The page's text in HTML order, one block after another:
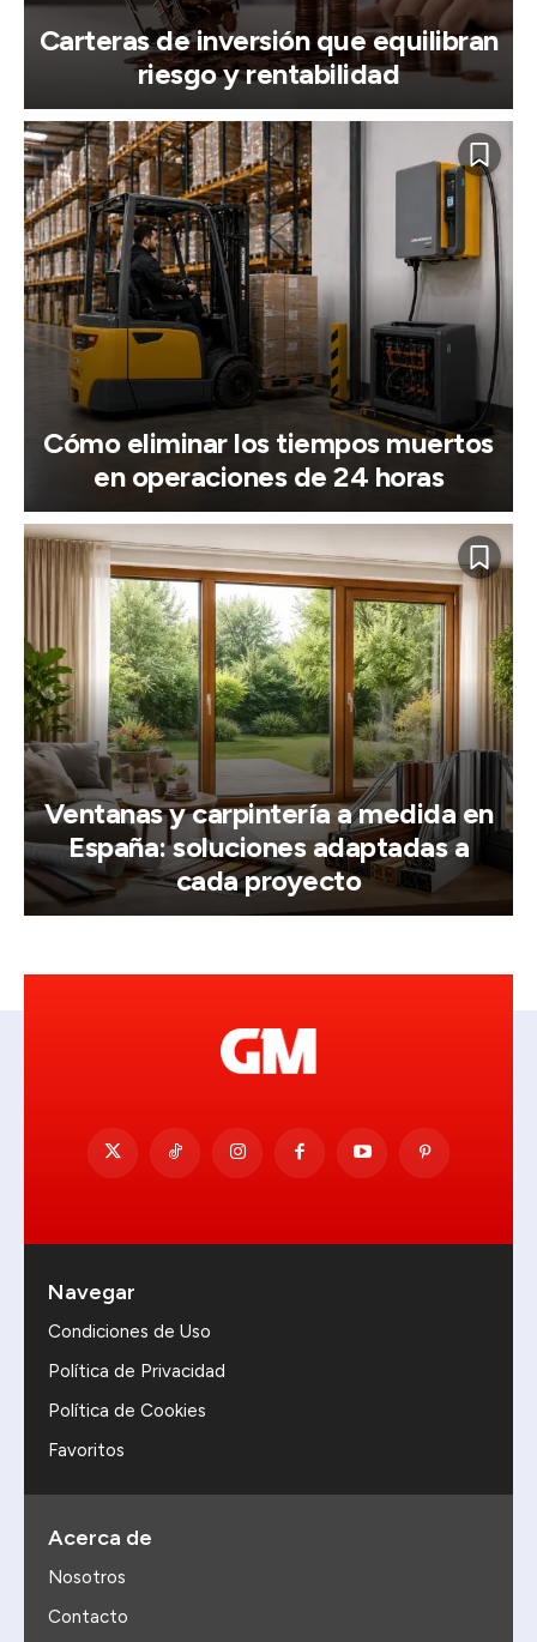
Carteras de inversión que equilibran
riesgo y rentabilidad
Cómo eliminar los tiempos muertos
en operaciones de 24 horas
Ventanas y carpintería a medida en
España: soluciones adaptadas a
cada proyecto
Navegar
Condiciones de Uso
Política de Privacidad
Política de Cookies
Favoritos
Acerca de
Nosotros
Contacto